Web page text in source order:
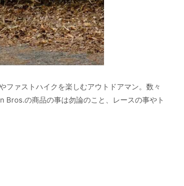
ファストハイクを楽しむアウトドアマン。数々
Bros.の商品の事は勿論のこと、レースの事やト